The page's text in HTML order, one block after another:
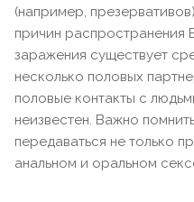
(например,
причин
заражения существует
несколько половых
половые контакты с
неизвестен. Важно
передаваться не только
анальном и оральном